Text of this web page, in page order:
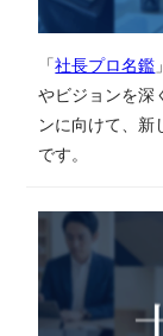
「社長プロ名鑑
やビジョンを深
ンに向けて、新
です。